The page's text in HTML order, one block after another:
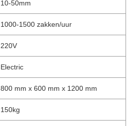
10-50mm
1000-1500 zakken/uur
220V
Electric
800 mm x 600 mm x 1200 mm
150kg